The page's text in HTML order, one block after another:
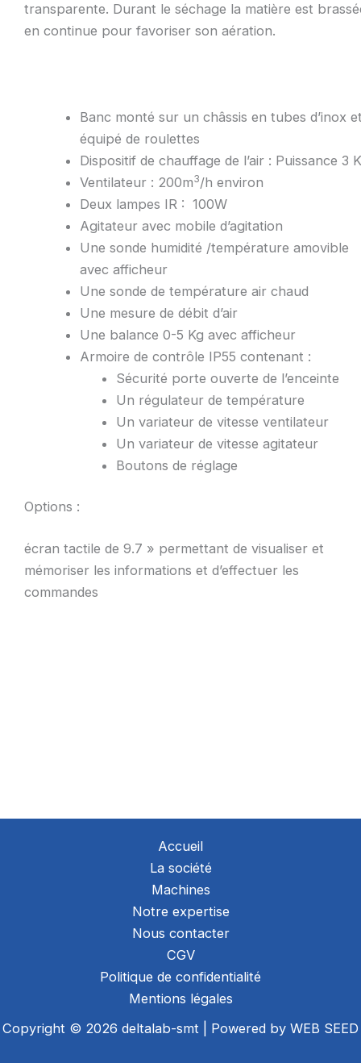
transparente. Durant le séchage la matière est
en continue pour favoriser son aération.
Banc monté sur un châssis en tubes d’inox
équipé de roulettes
Dispositif de chauffage de l’air : Puissance 3
Ventilateur : 200m3/h environ
Deux lampes IR : 100W
Agitateur avec mobile d’agitation
Une sonde humidité /température amovible
avec afficheur
Une sonde de température air chaud
Une mesure de débit d’air
Une balance 0-5 Kg avec afficheur
Armoire de contrôle IP55 contenant :
Sécurité porte ouverte de l’enceinte
Un régulateur de température
Un variateur de vitesse ventilateur
Un variateur de vitesse agitateur
Boutons de réglage
Options :
écran tactile de 9.7 » permettant de visualiser et
mémoriser les informations et d’effectuer les
commandes
Accueil
La société
Machines
Notre expertise
Nous contacter
CGV
Politique de confidentialité
Mentions légales
Copyright © 2026 deltalab-smt | Powered by WEB SEED